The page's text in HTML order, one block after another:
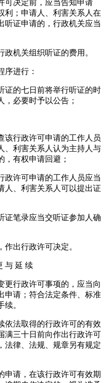
可决定前，应当告知申请
利；申请人、利害关系人在
听证申请的，行政机关应当
机关组织听证的费用。
进行：
的七日前将举行听证的时
，必要时予以公告；
行政许可申请的工作人员
、利害关系人认为主持人与
有权申请回避；
许可申请的工作人员应当
人、利害关系人可以提出证
笔录应当交听证参加人确
出行政许可决定。
与 延 续
行政许可事项的，应当向
申请；符合法定条件、标准
。
法取得的行政许可的有效
满三十日前向作出行政许可
法律、法规、规章另有规定
请，在该行政许可有效期